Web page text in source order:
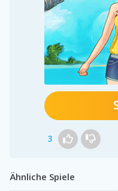
3
Ähnliche Spiele